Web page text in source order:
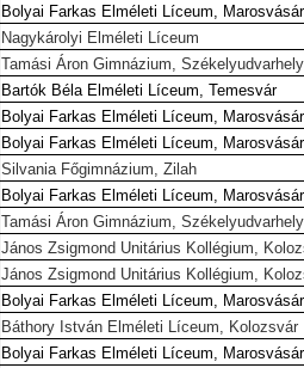
Bolyai Farkas Elméleti Líceum,
Nagykárolyi Elméleti Líceum
Tamási Áron Gimnázium, Székelyudvarhely
Bartók Béla Elméleti Líceum, Temesvár
Bolyai Farkas Elméleti Líceum,
Bolyai Farkas Elméleti Líceum,
Silvania Főgimnázium, Zilah
Bolyai Farkas Elméleti Líceum,
Tamási Áron Gimnázium, Székelyudvarhely
János Zsigmond Unitárius Kollégium,
János Zsigmond Unitárius Kollégium,
Bolyai Farkas Elméleti Líceum,
Báthory István Elméleti Líceum, Kolozsvár
Bolyai Farkas Elméleti Líceum,